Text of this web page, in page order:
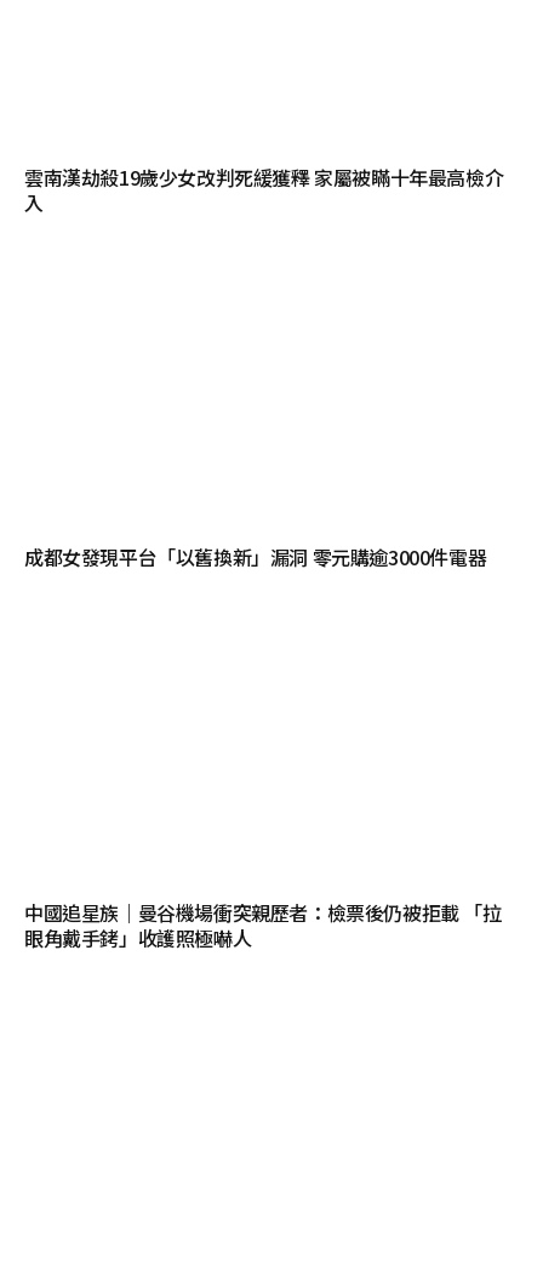
雲南漢劫殺19歲少女改判死緩獲釋 家屬被瞞十年最高檢介
入
成都女發現平台「以舊換新」漏洞 零元購逾3000件電器
中國追星族｜曼谷機場衝突親歷者：檢票後仍被拒載 「拉
眼角戴手銬」收護照極嚇人